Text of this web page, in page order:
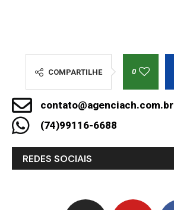
COMPARTILHE 0
contato@agenciach.com.br
(74)99116-6688
REDES SOCIAIS